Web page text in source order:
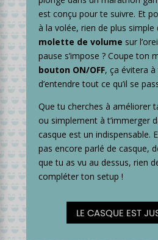
est conçu pour te suivre. Et
à la volée, rien de plus simple
molette de volume sur
pause s’impose ? Coupe ton
bouton ON/OFF, ça évitera
d’entendre tout ce qu’il se
Que tu cherches à améliorer
ou simplement à t’immerger
casque est un indispensable.
pas encore parlé de casque,
que tu as vu au dessus, rien
compléter ton setup !
LE CASQUE EST